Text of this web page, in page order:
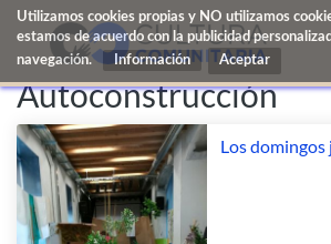
Utilizamos cookies propias y NO utilizamos
estamos de acuerdo con la publicidad
navegación.
Información
Autoconstrucción
Los domingos